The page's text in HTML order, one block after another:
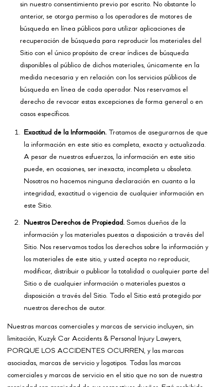
sin nuestro consentimiento previo por escrito. No obstante lo
anterior, se otorga permiso a los operadores de motores de
búsqueda en línea públicos para utilizar aplicaciones de
recuperación de búsqueda para reproducir los materiales del
Sitio con el único propósito de crear índices de búsqueda
disponibles al público de dichos materiales, únicamente en la
medida necesaria y en relación con los servicios públicos de
búsqueda en línea de cada operador. Nos reservamos el
derecho de revocar estas excepciones de forma general o en
casos específicos.
Exactitud de la Información. Tratamos de asegurarnos de que
la información en este sitio es completa, exacta y actualizada.
A pesar de nuestros esfuerzos, la información en este sitio
puede, en ocasiones, ser inexacta, incompleta u obsoleta.
Nosotros no hacemos ninguna declaración en cuanto a la
integridad, exactitud o vigencia de cualquier información en
este Sitio.
Nuestros Derechos de Propiedad. Somos dueños de la
información y los materiales puestos a disposición a través del
Sitio. Nos reservamos todos los derechos sobre la información y
los materiales de este sitio, y usted acepta no reproducir,
modificar, distribuir o publicar la totalidad o cualquier parte del
Sitio o de cualquier información o materiales puestos a
disposición a través del Sitio. Todo el Sitio está protegido por
nuestros derechos de autor.
Nuestras marcas comerciales y marcas de servicio incluyen, sin
limitación, Kuzyk Car Accidents & Personal Injury Lawyers,
PORQUE LOS ACCIDENTES OCURREN, y las marcas
asociadas, marcas de servicio y logotipos. Todas las marcas
comerciales y marcas de servicio en el sitio que no son de nuestra